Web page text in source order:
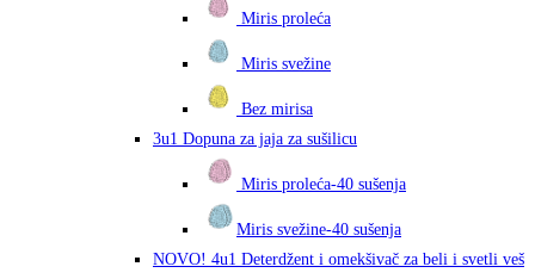
Miris proleća
Miris svežine
Bez mirisa
3u1 Dopuna za jaja za sušilicu
Miris proleća-40 sušenja
Miris svežine-40 sušenja
NOVO! 4u1 Deterdžent i omekšivač za beli i svetli veš